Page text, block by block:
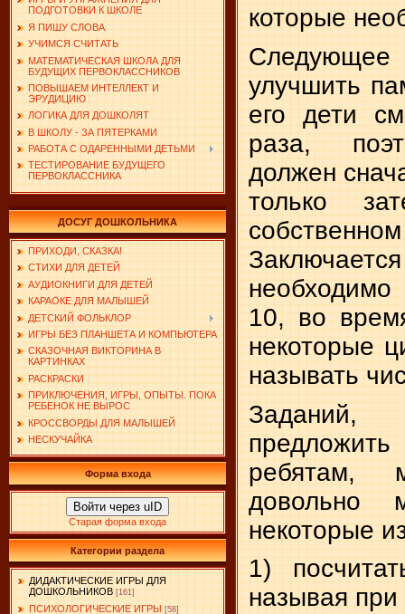
ПОДГОТОВКИ К ШКОЛЕ
Я ПИШУ СЛОВА
УЧИМСЯ СЧИТАТЬ
МАТЕМАТИЧЕСКАЯ ШКОЛА ДЛЯ
БУДУЩИХ ПЕРВОКЛАССНИКОВ
ПОВЫШАЕМ ИНТЕЛЛЕКТ И
ЭРУДИЦИЮ
ЛОГИКА ДЛЯ ДОШКОЛЯТ
В ШКОЛУ - ЗА ПЯТЕРКАМИ
РАБОТА С ОДАРЕННЫМИ ДЕТЬМИ
ТЕСТИРОВАНИЕ БУДУЩЕГО
ПЕРВОКЛАССНИКА
ДОСУГ ДОШКОЛЬНИКА
ПРИХОДИ, СКАЗКА!
СТИХИ ДЛЯ ДЕТЕЙ
АУДИОКНИГИ ДЛЯ ДЕТЕЙ
КАРАОКЕ ДЛЯ МАЛЫШЕЙ
ДЕТСКИЙ ФОЛЬКЛОР
ИГРЫ БЕЗ ПЛАНШЕТА И КОМПЬЮТЕРА
СКАЗОЧНАЯ ВИКТОРИНА В
КАРТИНКАХ
РАСКРАСКИ
ПРИКЛЮЧЕНИЯ, ИГРЫ, ОПЫТЫ. ПОКА
РЕБЕНОК НЕ ВЫРОС
КРОССВОРДЫ ДЛЯ МАЛЫШЕЙ
НЕСКУЧАЙКА
Форма входа
Войти через uID
Старая форма входа
Категории раздела
ДИДАКТИЧЕСКИЕ ИГРЫ ДЛЯ
ДОШКОЛЬНИКОВ [161]
ПСИХОЛОГИЧЕСКИЕ ИГРЫ [58]
которые
Следующее
улучшить
его дети
раза,
должен
только
10, во
некоторые
называть
Заданий,
ребятам,
довольно
некоторые
1)
называя